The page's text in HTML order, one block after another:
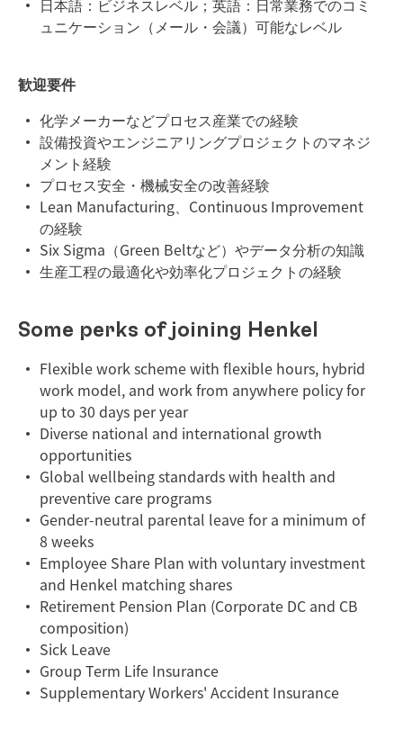
日本語：ビジネスレベル；英語：日常業務でのコミ
ュニケーション（メール・会議）可能なレベル
歓迎要件
化学メーカーなどプロセス産業での経験
設備投資やエンジニアリングプロジェクトのマネジ
メント経験
プロセス安全・機械安全の改善経験
Lean Manufacturing、Continuous Improvement
の経験
Six Sigma（Green Beltなど）やデータ分析の知識
生産工程の最適化や効率化プロジェクトの経験
Some perks of joining Henkel
Flexible work scheme with flexible hours, hybrid
work model, and work from anywhere policy for
up to 30 days per year
Diverse national and international growth
opportunities
Global wellbeing standards with health and
preventive care programs
Gender-neutral parental leave for a minimum of
8 weeks
Employee Share Plan with voluntary investment
and Henkel matching shares
Retirement Pension Plan (Corporate DC and CB
composition)
Sick Leave
Group Term Life Insurance
Supplementary Workers' Accident Insurance